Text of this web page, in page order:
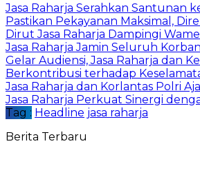
Jasa Raharja Serahkan Santunan
Pastikan Pekayanan Maksimal,
Dirut Jasa Raharja Dampingi
Jasa Raharja Jamin Seluruh
Gelar Audiensi, Jasa Raharja dan
Berkontribusi terhadap
Jasa Raharja dan Korlantas Polri
Jasa Raharja Perkuat Sinergi
Tag : Headline jasa raharja
Berita Terbaru